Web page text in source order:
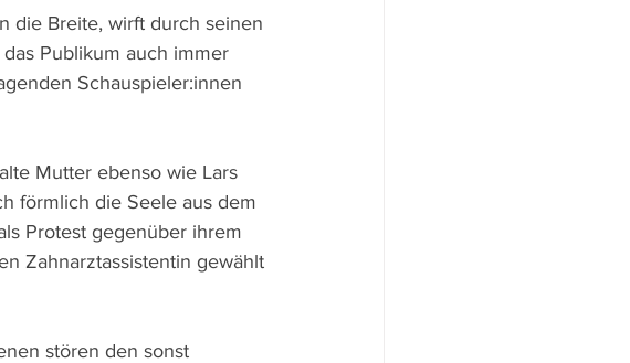
die Breite, wirft durch seinen
Publikum auch immer
Schauspieler:innen
Mutter ebenso wie Lars
förmlich die Seele aus dem
Protest gegenüber ihrem
Zahnarztassistentin gewählt
stören den sonst